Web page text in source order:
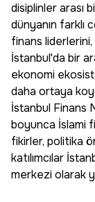
disiplinler arası
dünyanın farklı
finans liderlerini,
İstanbul'da bir
ekonomi
daha ortaya
İstanbul Finans
boyunca İslami
fikirler, politika
katılımcılar
merkezi olarak